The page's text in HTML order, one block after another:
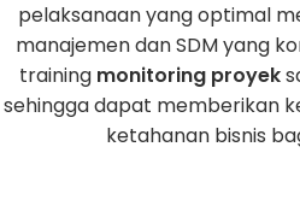
pelaksanaan yang optimal
manajemen dan SDM yang
training monitoring proyek
sehingga dapat memberikan
ketahanan bisnis